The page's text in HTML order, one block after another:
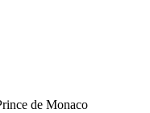
de Monaco